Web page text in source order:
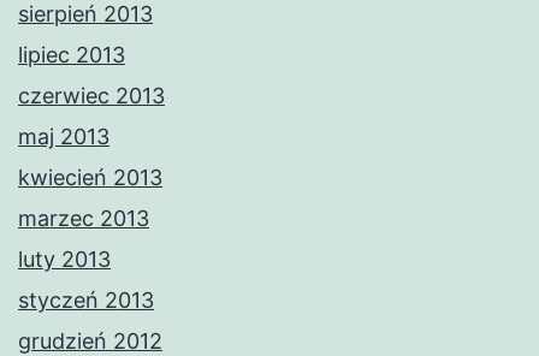
sierpień 2013
lipiec 2013
czerwiec 2013
maj 2013
kwiecień 2013
marzec 2013
luty 2013
styczeń 2013
grudzień 2012